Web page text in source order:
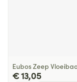
Eubos Zeep
€ 13,05